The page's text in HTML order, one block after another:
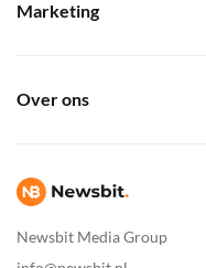
Newsbit Media Group
Marketing
Over ons